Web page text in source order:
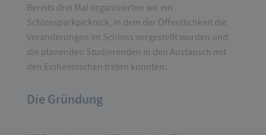
Bereits drei Mal organisierten wir ein
Schlossparkpicknick, in dem der Öffentlichkeit die
Veränderungen im Schloss vorgestellt wurden und
die planenden Studierenden in den Austausch mit
den Einheimischen treten konnten.
Die Gründung